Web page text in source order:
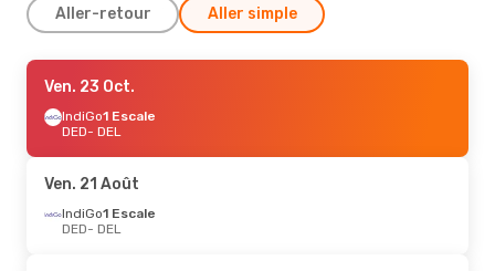
Aller-retour Aller simple
Jeu. 1 Oct.- Sam. 10 Oct.
IndiGoDirect
DED- DEL
DEL- DED
Ven. 23 Oct.
IndiGo1 Escale
DED- DEL
Ven. 21 Août
IndiGo1 Escale
DED- DEL